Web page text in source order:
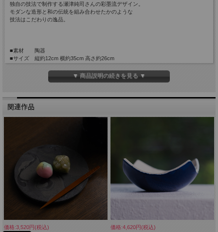
独自の技法で制作する瀬津純司さんの彩墨流デザイン。
モダンな造形と和の伝統を組み合わせたかのような
技法はこだわりの逸品。
■素材 陶器
■サイズ 縦約12cm 横約35cm 高さ約26cm
■手触り ざらっとしています。
■重量 約3430g
※共箱制作に10日～2週間ほどお日にち頂戴しております。 ご了承くださいませ。
▼ 商品説明の続きを見る ▼
関連作品
価格:3,520円(税込)
価格:4,620円(税込)